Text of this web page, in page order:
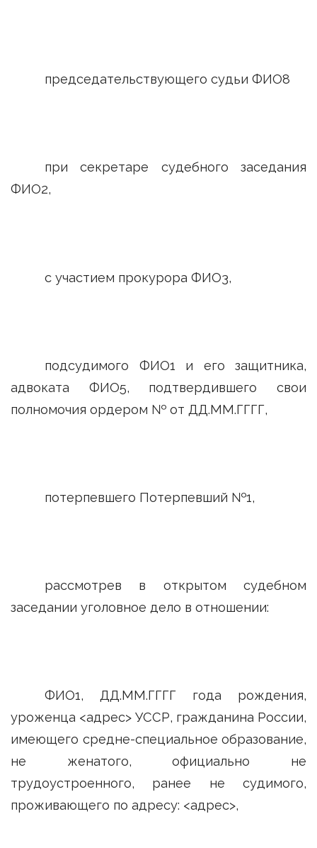
председательствующего судьи ФИО8
при секретаре судебного заседания
ФИО2,
с участием прокурора ФИО3,
подсудимого ФИО1 и его защитника,
адвоката ФИО5, подтвердившего свои
полномочия ордером № от ДД.ММ.ГГГГ,
потерпевшего Потерпевший №1,
рассмотрев в открытом судебном
заседании уголовное дело в отношении:
ФИО1, ДД.ММ.ГГГГ года рождения,
уроженца <адрес> УССР, гражданина России,
имеющего средне-специальное образование,
не женатого, официально не
трудоустроенного, ранее не судимого,
проживающего по адресу: <адрес>,